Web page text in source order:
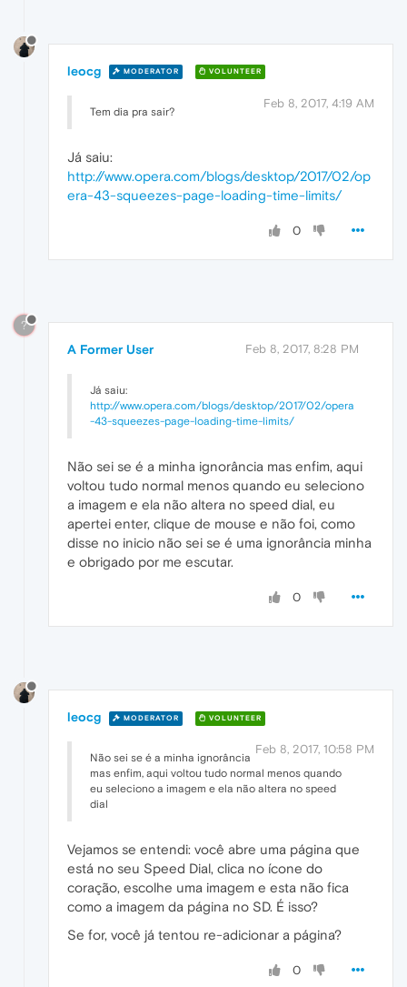
leocg MODERATOR VOLUNTEER
Feb 8, 2017, 4:19 AM
Tem dia pra sair?
Já saiu:
http://www.opera.com/blogs/desktop/2017/02/op
era-43-squeezes-page-loading-time-limits/
0
?
A Former User Feb 8, 2017, 8:28 PM
Já saiu:
http://www.opera.com/blogs/desktop/2017/02/opera
-43-squeezes-page-loading-time-limits/
Não sei se é a minha ignorância mas enfim, aqui
voltou tudo normal menos quando eu seleciono
a imagem e ela não altera no speed dial, eu
apertei enter, clique de mouse e não foi, como
disse no inicio não sei se é uma ignorância minha
e obrigado por me escutar.
0
leocg MODERATOR VOLUNTEER
Feb 8, 2017, 10:58 PM
Não sei se é a minha ignorância
mas enfim, aqui voltou tudo normal menos quando
eu seleciono a imagem e ela não altera no speed
dial
Vejamos se entendi: você abre uma página que
está no seu Speed Dial, clica no ícone do
coração, escolhe uma imagem e esta não fica
como a imagem da página no SD. É isso?
Se for, você já tentou re-adicionar a página?
0